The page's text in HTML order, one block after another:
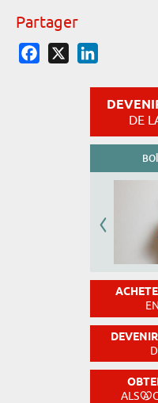
Partager
Facebook
DE
ALS